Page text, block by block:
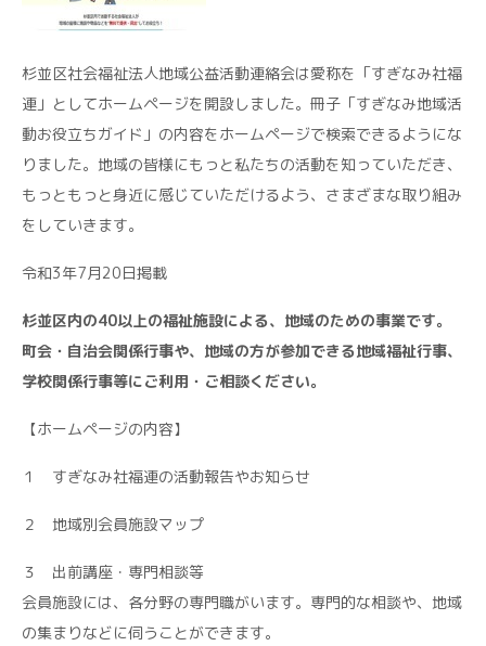
杉並区社会福祉法人地域公益活動連絡会は愛称を「すぎなみ社福
連」としてホームページを開設しました。冊子「すぎなみ地域活
動お役立ちガイド」の内容をホームページで検索できるようにな
りました。地域の皆様にもっと私たちの活動を知っていただき、
もっともっと身近に感じていただけるよう、さまざまな取り組み
をしていきます。
令和3年7月20日掲載
杉並区内の40以上の福祉施設による、地域のための事業です。
町会・⾃治会関係⾏事や、地域の⽅が参加できる地域福祉⾏事、
学校関係⾏事等にご利用・ご相談ください。
【ホームページの内容】
１ すぎなみ社福連の活動報告やお知らせ
２ 地域別会員施設マップ
３ 出前講座・専門相談等
会員施設には、各分野の専門職がいます。専門的な相談や、地域
の集まりなどに伺うことができます。